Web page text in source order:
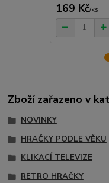
169 Kč/ks
Zboží zařazeno v
NOVINKY
HRAČKY PODLE VĚKU
KLIKACÍ TELEVIZE
RETRO HRAČKY